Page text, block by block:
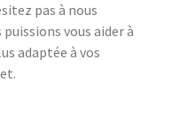
pas à nous
vous aider à
adaptée à vos